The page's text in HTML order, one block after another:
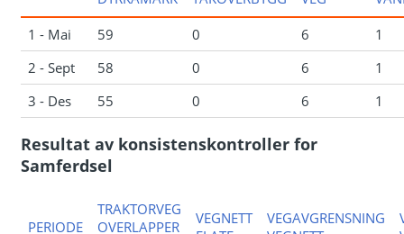
1 - Mai
59 0 6
1
2 - Sept
58 0 6
1
3 - Des
55 0 6 1
Resultat av konsistenskontroller for
Samferdsel
PERIODE
TRAKTORVEG
OVERLAPPER
VEGNETT
VEGAVGRENSNING